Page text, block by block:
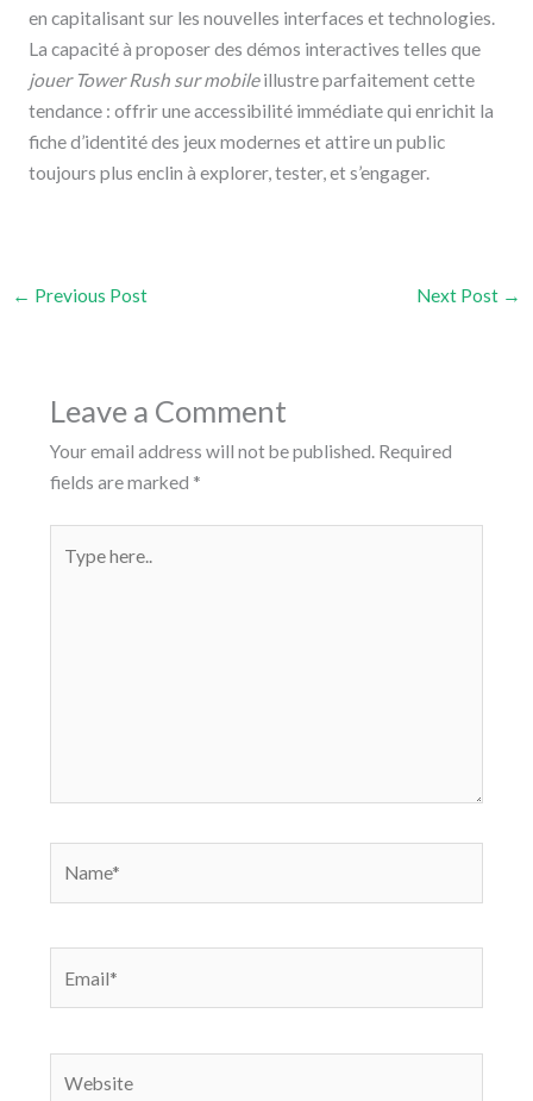
en capitalisant sur les nouvelles interfaces et technologies.
La capacité à proposer des démos interactives telles que
jouer Tower Rush sur mobileillustre parfaitement cette
tendance : offrir une accessibilité immédiate qui enrichit la
fiche d’identité des jeux modernes et attire un public
toujours plus enclin à explorer, tester, et s’engager.
← Previous Post Next Post →
Leave a Comment
Your email address will not be published. Required
fields are marked *
here..